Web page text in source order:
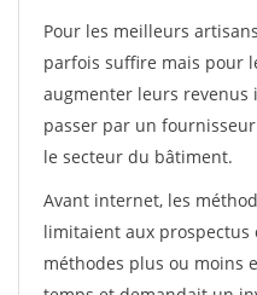
Pour les meilleurs
parfois suffire mais pour
augmenter leurs
passer par un
le secteur du bâtiment.
Avant internet, les
limitaient aux prospectus
méthodes plus ou moins